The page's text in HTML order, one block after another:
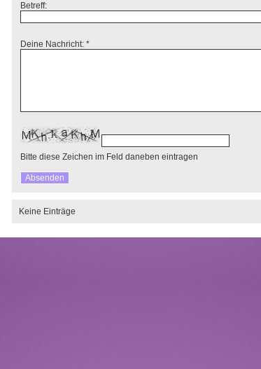
Betreff:
Deine Nachricht: *
Bitte diese Zeichen im Feld daneben eintragen
Keine Einträge